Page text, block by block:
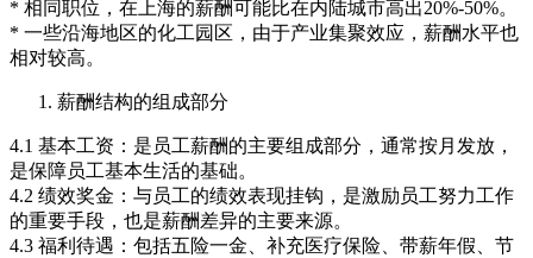
* 相同职位，在上海的薪酬可能比在内陆城市高出20%-50%。
* 一些沿海地区的化工园区，由于产业集聚效应，薪酬水平也
相对较高。
薪酬结构的组成部分
4.1 基本工资：是员工薪酬的主要组成部分，通常按月发放，
是保障员工基本生活的基础。
4.2 绩效奖金：与员工的绩效表现挂钩，是激励员工努力工作
的重要手段，也是薪酬差异的主要来源。
4.3 福利待遇：包括五险一金、补充医疗保险、带薪年假、节